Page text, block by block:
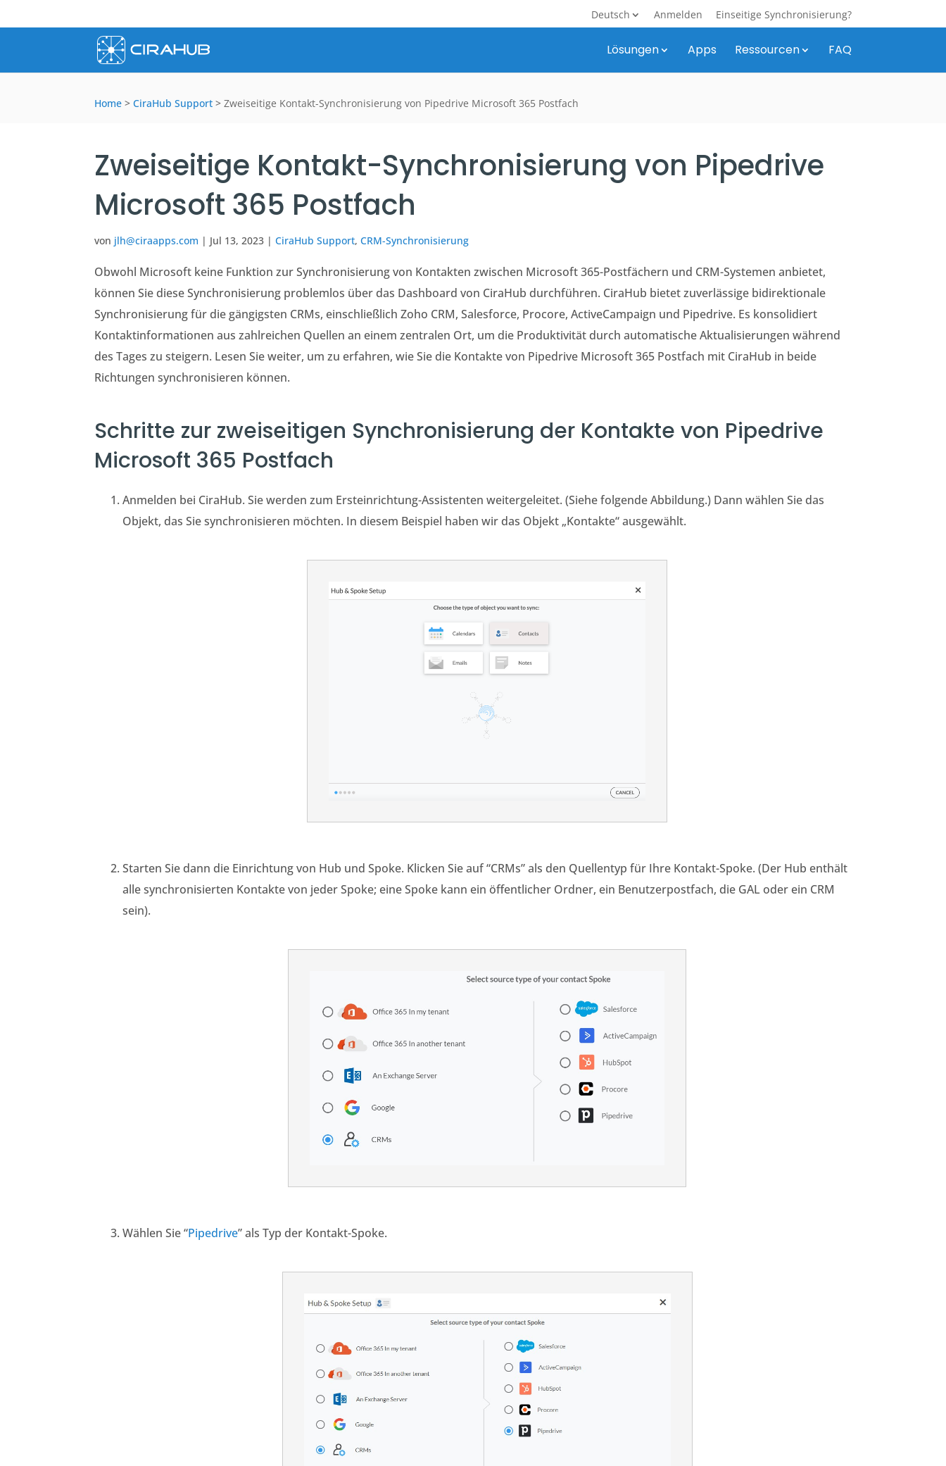
Deutsch Anmelden Einseitige Synchronisierung?
Lösungen Apps Ressourcen FAQ
Home > CiraHub Support > Zweiseitige Kontakt-Synchronisierung von Pipedrive Microsoft 365 Postfach
Zweiseitige Kontakt-Synchronisierung von Pipedrive
Microsoft 365 Postfach
von jlh@ciraapps.com | Jul 13, 2023 |CiraHub Support,CRM-Synchronisierung
Obwohl Microsoft keine Funktion zur Synchronisierung von Kontakten zwischen Microsoft 365-Postfächern und CRM-Systemen anbietet,
können Sie diese Synchronisierung problemlos über das Dashboard von CiraHub durchführen. CiraHub bietet zuverlässige bidirektionale
Synchronisierung für die gängigsten CRMs, einschließlich Zoho CRM, Salesforce, Procore, ActiveCampaign und Pipedrive. Es konsolidiert
Kontaktinformationen aus zahlreichen Quellen an einem zentralen Ort, um die Produktivität durch automatische Aktualisierungen während
des Tages zu steigern. Lesen Sie weiter, um zu erfahren, wie Sie die Kontakte von Pipedrive Microsoft 365 Postfach mit CiraHub in beide
Richtungen synchronisieren können.
Schritte zur zweiseitigen Synchronisierung der Kontakte von Pipedrive
Microsoft 365 Postfach
Anmelden bei CiraHub. Sie werden zum Ersteinrichtung-Assistenten weitergeleitet. (Siehe folgende Abbildung.) Dann wählen Sie das
Objekt, das Sie synchronisieren möchten. In diesem Beispiel haben wir das Objekt „Kontakte“ausgewählt.
Starten Sie dann die Einrichtung von Hub und Spoke. Klicken Sie auf “CRMs” als den Quellentyp für Ihre Kontakt-Spoke. (Der Hub enthält
alle synchronisierten Kontakte von jeder Spoke; eine Spoke kann ein öffentlicher Ordner, ein Benutzerpostfach, die GAL oder ein CRM
sein).
Wählen Sie “Pipedrive” als Typ der Kontakt-Spoke.